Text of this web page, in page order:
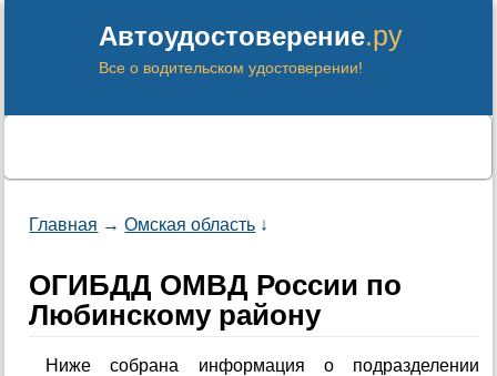
Автоудостоверение.ру
Все о водительском удостоверении!
Главная →Омская область ↓
ОГИБДД ОМВД России по
Любинскому району
Ниже собрана информация о подразделении